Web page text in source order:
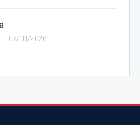
07/08/2026